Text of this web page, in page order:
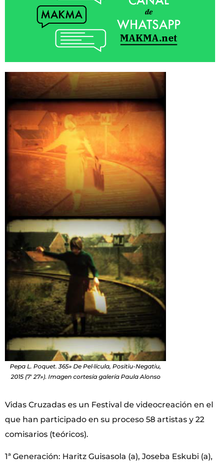
Pepa L. Poquet. 365» De Pel·lícula, Positiu-Negatiu,
2015 (7′ 27»). Imagen cortesía galería Paula Alonso
Vidas Cruzadas es un Festival de videocreación en el
que han participado en su proceso 58 artistas y 22
comisarios (teóricos).
1ª Generación: Haritz Guisasola (a), Joseba Eskubi (a),